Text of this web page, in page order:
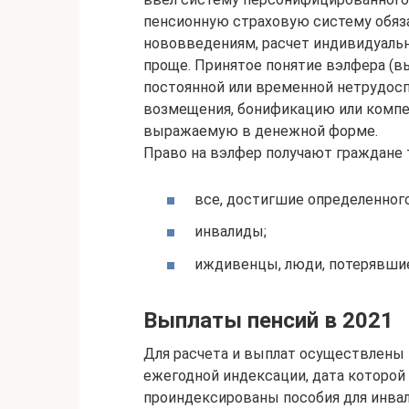
пенсионную страховую систему
нововведениям, расчет
проще. Принятое понятие вэлфера
постоянной или временной
возмещения, бонификацию или
выражаемую в денежной форме.
Право на вэлфер получают граждане
все, достигшие
инвалиды;
иждивенцы, люди,
Выплаты пенсий в 2021
Для расчета и выплат осуществлены
ежегодной индексации, дата
проиндексированы пособия для